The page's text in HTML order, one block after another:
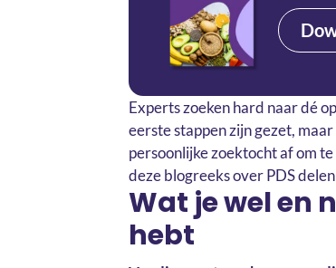
Experts zoeken hard naar dé
eerste stappen zijn gezet,
persoonlijke zoektocht af om
deze blogreeks over PDS
Wat je wel en
hebt